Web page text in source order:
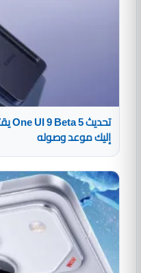
إليك موعد وصوله